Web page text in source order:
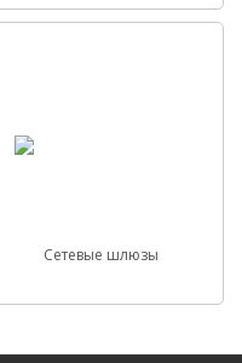
Сетевые шлюзы